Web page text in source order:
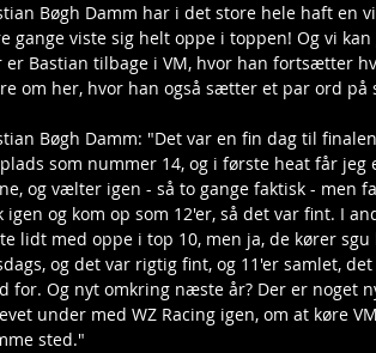
Bøgh Damm har i det store hele haft en
gange viste sig helt oppe i toppen! Og vi
er Bastian tilbage i VM, hvor han fortsætter
om her, hvor han også sætter et par ord på
Bøgh Damm: "Det var en fin dag til
som nummer 14, og i første heat får
og vælter igen - så to gange faktisk - men
igen og kom op som 12'er, så det var fint. I
lidt med oppe i top 10, men ja, de kører
og det var rigtig fint, og 11'er samlet,
for. Og nyt omkring næste år? Der er noget
under med WZ Racing igen, om at køre
sted."